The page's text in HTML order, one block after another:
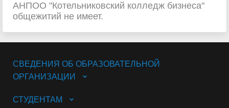
АНПОО "Котельниковский колледж бизнеса"
общежитий не имеет.
СВЕДЕНИЯ ОБ ОБРАЗОВАТЕЛЬНОЙ
ОРГАНИЗАЦИИ
СТУДЕНТАМ